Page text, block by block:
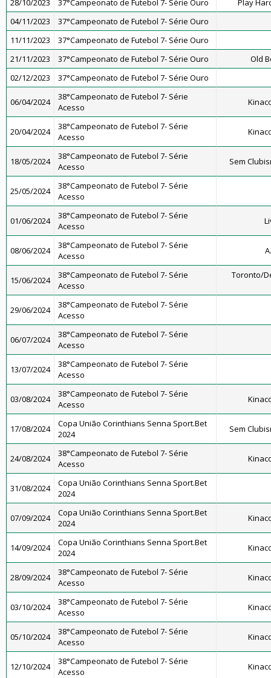
28/10/2023
37°Campeonato de Futebol 7- Série Ouro
Play
04/11/2023
37°Campeonato de Futebol 7- Série Ouro
11/11/2023
37°Campeonato de Futebol 7- Série Ouro
21/11/2023
37°Campeonato de Futebol 7- Série Ouro
Old
02/12/2023
37°Campeonato de Futebol 7- Série Ouro
06/04/2024
38°Campeonato de Futebol 7- Série
Acesso
20/04/2024
38°Campeonato de Futebol 7- Série
Acesso
18/05/2024
38°Campeonato de Futebol 7- Série
Acesso
Sem
25/05/2024
38°Campeonato de Futebol 7- Série
Acesso
01/06/2024
38°Campeonato de Futebol 7- Série
Acesso
08/06/2024
38°Campeonato de Futebol 7- Série
Acesso
15/06/2024
38°Campeonato de Futebol 7- Série
Acesso
Toronto/
29/06/2024
38°Campeonato de Futebol 7- Série
Acesso
06/07/2024
38°Campeonato de Futebol 7- Série
Acesso
13/07/2024
38°Campeonato de Futebol 7- Série
Acesso
03/08/2024
38°Campeonato de Futebol 7- Série
Acesso
17/08/2024
Copa União Corinthians Senna Sport.Bet
2024
Sem
24/08/2024
38°Campeonato de Futebol 7- Série
Acesso
31/08/2024
Copa União Corinthians Senna Sport.Bet
2024
07/09/2024
Copa União Corinthians Senna Sport.Bet
2024
14/09/2024
Copa União Corinthians Senna Sport.Bet
2024
28/09/2024
38°Campeonato de Futebol 7- Série
Acesso
03/10/2024
38°Campeonato de Futebol 7- Série
Acesso
05/10/2024
38°Campeonato de Futebol 7- Série
Acesso
12/10/2024
38°Campeonato de Futebol 7- Série
Acesso